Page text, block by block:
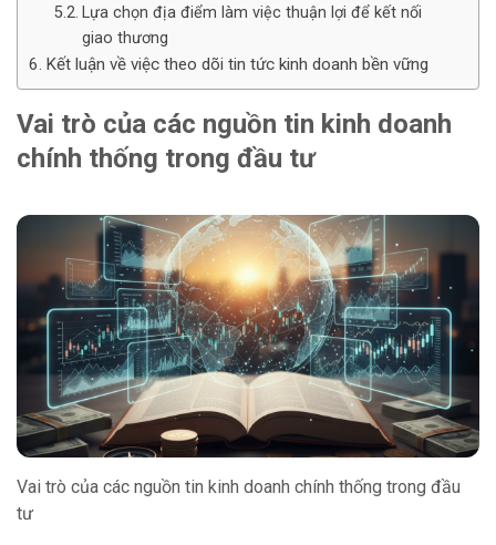
Lựa chọn địa điểm làm việc thuận lợi để kết nối
giao thương
Kết luận về việc theo dõi tin tức kinh doanh bền vững
Vai trò của các nguồn tin kinh doanh
chính thống trong đầu tư
Vai trò của các nguồn tin kinh doanh chính thống trong đầu
tư